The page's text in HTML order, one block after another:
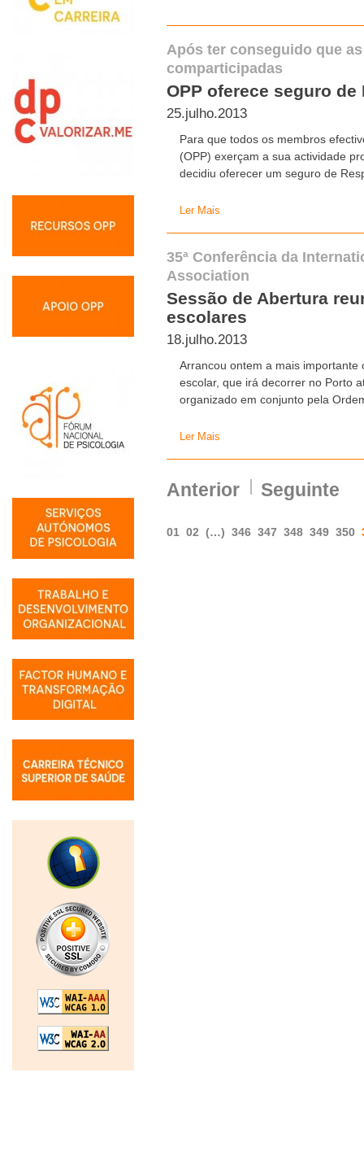
Após ter conseguido que
comparticipadas
OPP oferece seguro
25.julho.2013
Para que todos os membros
(OPP) exerçam a sua actividade
decidiu oferecer um seguro de
Ler Mais
35ª Conferência da
Association
Sessão de Abertura
escolares
18.julho.2013
Arrancou ontem a mais
escolar, que irá decorrer no Porto
organizado em conjunto pela
Ler Mais
Anterior Seguinte
01 02 (…) 346 347 348 349 350